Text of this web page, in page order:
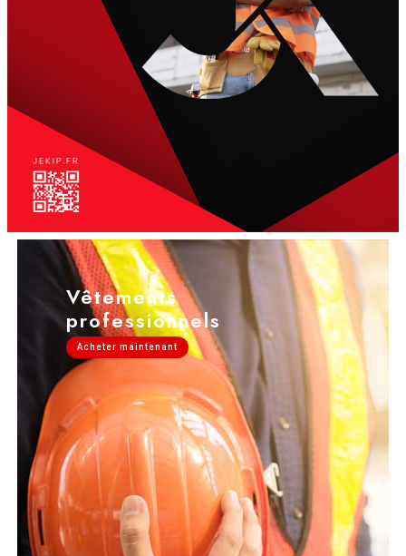
Vêtements
professionnels
Acheter maintenant